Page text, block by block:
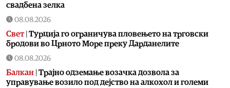
свадбена зелка
08.08.2026
Свет| Турција го ограничува пловењето на трговски
бродови во Црното Море преку Дарданелите
08.08.2026
Балкан Трајно одземање возачка дозвола за
управување возило под дејство на алкохол и големи